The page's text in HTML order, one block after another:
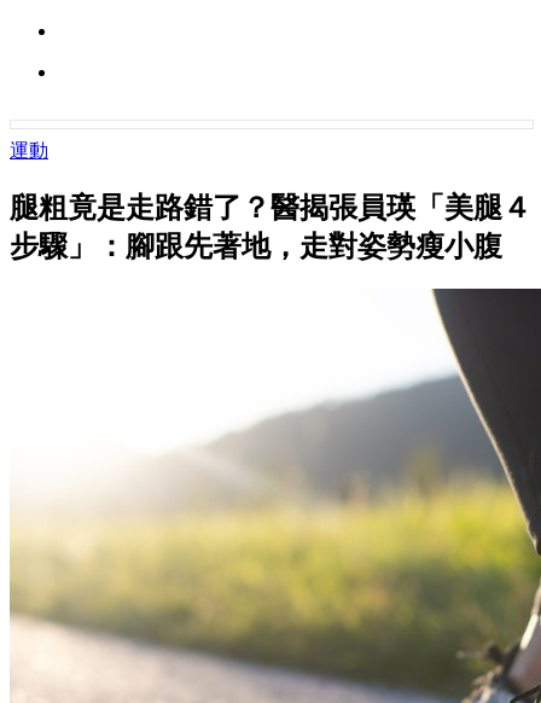
運動
腿粗竟是走路錯了？醫揭張員瑛「美腿４
步驟」：腳跟先著地，走對姿勢瘦小腹